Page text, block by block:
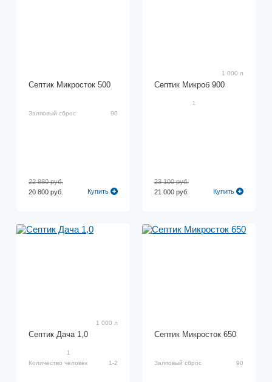
Септик Микросток 500
Залповый сброс 90
20 800 руб.
22 880 руб.
Купить
1 000 л
Септик Микроб 900
1
21 000 руб.
23 100 руб.
Купить
1 000 л
Септик Дача 1,0
1
Количество человек 1-2
Септик Микросток 650
Залповый сброс 90